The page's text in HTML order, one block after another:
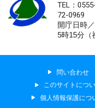
TEL：
72-0969
開庁日時
5時15分（
問い合わせ
このサイトにつ
個人情報保護につ